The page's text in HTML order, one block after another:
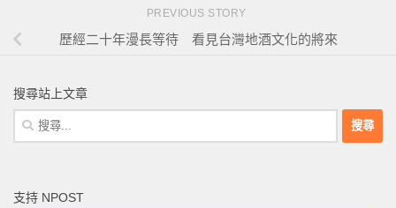
PREVIOUS STORY
歷經二十年漫長等待 看見台灣地酒文化的將來
搜尋站上文章
搜
尋
字:
支持 NPOST